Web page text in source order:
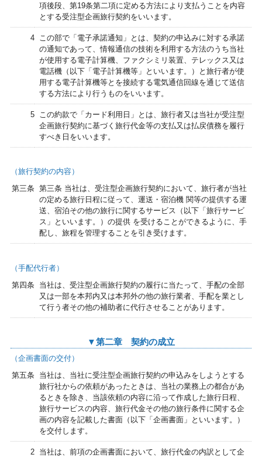
項後段、第19条第二項に定める方法により支払うことを内容
とする受注型企画旅行契約をいいます。
4
この部で「電子承諾通知」とは、契約の申込みに対する承諾
の通知であって、情報通信の技術を利用する方法のうち当社
が使用する電子計算機、ファクシミリ装置、テレックス又は
電話機（以下「電子計算機等」といいます。）と旅行者が使
用する電子計算機等とを接続する電気通信回線を通じて送信
する方法により行うものをいいます。
5
この約款で「カード利用日」とは、旅行者又は当社が受注型
企画旅行契約に基づく旅行代金等の支払又は払戻債務を履行
すべき日をいいます。
（旅行契約の内容）
第三条 第三条 当社は、受注型企画旅行契約において、旅行者が当社
の定める旅行日程に従って、運送・宿泊機 関等の提供する運
送、宿泊その他の旅行に関するサービス（以下「旅行サービ
ス」といいます。）の提供 を受けることができるように、手
配し、旅程を管理することを引き受けます。
（手配代行者）
第四条
当社は、受注型企画旅行契約の履行に当たって、手配の全部
又は一部を本邦内又は本邦外の他の旅行業者、手配を業とし
て行う者その他の補助者に代行させることがあります。
▼第二章 契約の成立
（企画書面の交付）
第五条
当社は、当社に受注型企画旅行契約の申込みをしようとする
旅行社からの依頼があったときは、当社の業務上の都合があ
るときを除き、当該依頼の内容に沿って作成した旅行日程、
旅行サービスの内容、旅行代金その他の旅行条件に関する企
画の内容を記載した書面（以下「企画書面」といいます。）
を交付します。
2
当社は、前項の企画書面において、旅行代金の内訳として企